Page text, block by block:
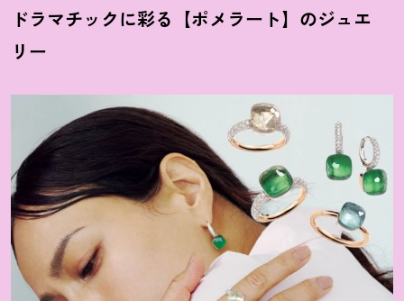
ドラマチックに彩る【ポメラート】のジュエ
リー